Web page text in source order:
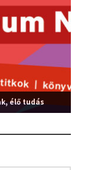
élő tudás